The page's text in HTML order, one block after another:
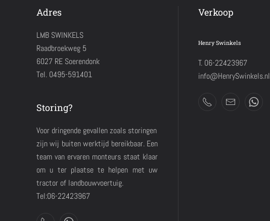
Adres
LMB SWINKELS
Raadbroekweg 5
6027 RE Soerendonk
Tel. 0495-591401
Storing?
Voor dringende gevallen zoals storingen
zijn wij buiten werktijd bereikbaar. Een
team van ervaren monteurs staat klaar
om u ter plaatse te helpen met uw
tractor of landbouwvoertuig.
Tel:06-22423967
Verkoop
Henry Swinkels
T. 06-22423967
info@HenrySwinkels.nl